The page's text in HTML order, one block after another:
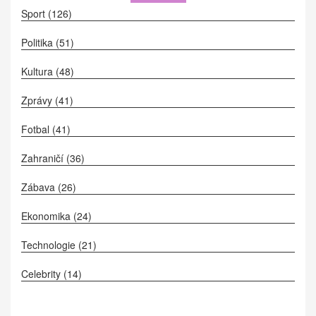
Sport (126)
Politika (51)
Kultura (48)
Zprávy (41)
Fotbal (41)
Zahraničí (36)
Zábava (26)
Ekonomika (24)
Technologie (21)
Celebrity (14)